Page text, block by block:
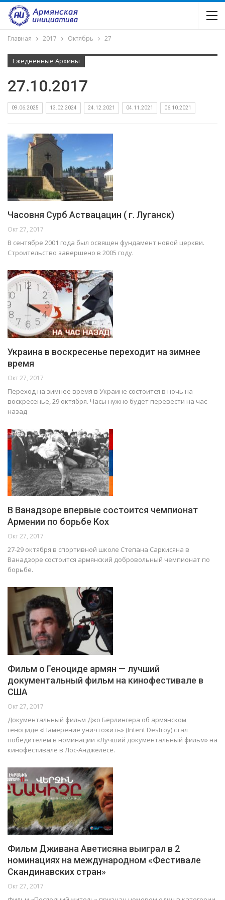
Главная 2017 Октябрь 27
Ежедневные Архивы
27.10.2017
09.06.2025 13.02.2024 24.12.2021 04.11.2021 06.10.2021
Часовня Сурб Аствацацин ( г. Луганск)
Окт 27, 2017
В сентябре 2001 года был освящен фундамент новой церкви.
Строительство завершено в 2005 году.
Украина в воскресенье переходит на зимнее
время
Окт 27, 2017
Переход на зимнее время в Украине состоится в ночь на
воскресенье, 29 октября. Часы нужно будет перевести на час
назад
В Ванадзоре впервые состоится чемпионат
Армении по борьбе Кох
Окт 27, 2017
27-29 октября в спортивной школе Степана Саркисяна в
Ванадзоре состоится армянский добровольный чемпионат по
борьбе.
Фильм о Геноциде армян — лучший
документальный фильм на кинофестивале в
США
Окт 27, 2017
Документальный фильм Джо Берлингера об армянском
геноциде «Намерение уничтожить» (Intent Destroy) стал
победителем в номинации «Лучший документальный фильм» на
кинофестивале в Лос-Анджелесе.
Фильм Дживана Аветисяна выиграл в 2
номинациях на международном «Фестивале
Скандинавских стран»
Окт 27, 2017